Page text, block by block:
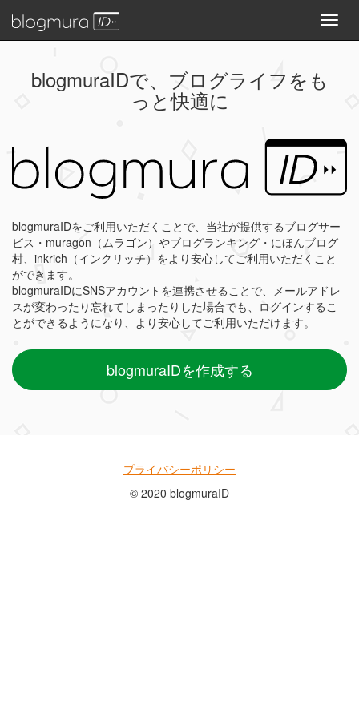
blogmuraIDで、 ブログライフをも
っと快適に
blogmuraIDをご利用いただくことで、当社が提供するブログサー
ビス・muragon（ムラゴン）やブログランキング・にほんブログ
村、inkrich（インクリッチ）をより安心してご利用いただくこと
ができます。
blogmuraIDにSNSアカウントを連携させることで、メールアドレ
スが変わったり忘れてしまったりした場合でも、ログインするこ
とができるようになり、より安心してご利用いただけます。
blogmuraIDを作成する
プライバシーポリシー
© 2020 blogmuraID